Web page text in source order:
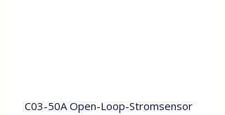
C03-50A Open-Loop-Stromsensor